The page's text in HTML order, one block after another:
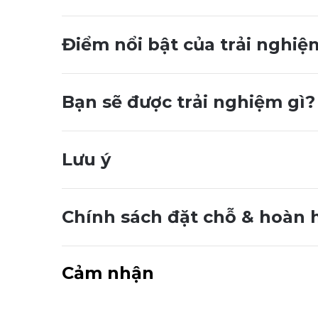
Điểm nổi bật của trải
Bạn sẽ được trải nghiệm gì?
Lưu ý
Chính sách đặt chỗ & hoàn
Cảm nhận